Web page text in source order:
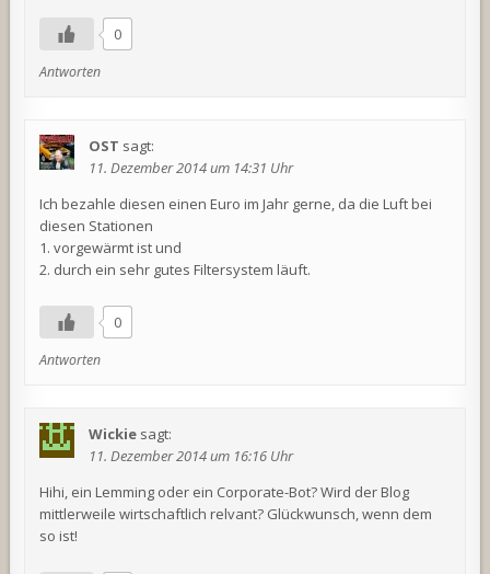
0
Antworten
OST sagt:
11. Dezember 2014 um 14:31 Uhr
Ich bezahle diesen einen Euro im Jahr gerne, da die Luft bei
diesen Stationen
1. vorgewärmt ist und
2. durch ein sehr gutes Filtersystem läuft.
0
Antworten
Wickie sagt:
11. Dezember 2014 um 16:16 Uhr
Hihi, ein Lemming oder ein Corporate-Bot? Wird der Blog
mittlerweile wirtschaftlich relvant? Glückwunsch, wenn dem
so ist!